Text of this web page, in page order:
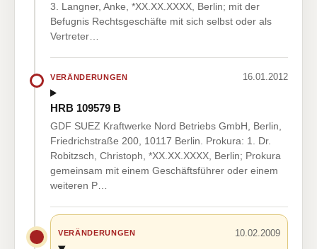
3. Langner, Anke, *XX.XX.XXXX, Berlin; mit der
Befugnis Rechtsgeschäfte mit sich selbst oder als
Vertreter…
VERÄNDERUNGEN 16.01.2012
HRB 109579 B
GDF SUEZ Kraftwerke Nord Betriebs GmbH, Berlin,
Friedrichstraße 200, 10117 Berlin. Prokura: 1. Dr.
Robitzsch, Christoph, *XX.XX.XXXX, Berlin; Prokura
gemeinsam mit einem Geschäftsführer oder einem
weiteren P…
VERÄNDERUNGEN 10.02.2009